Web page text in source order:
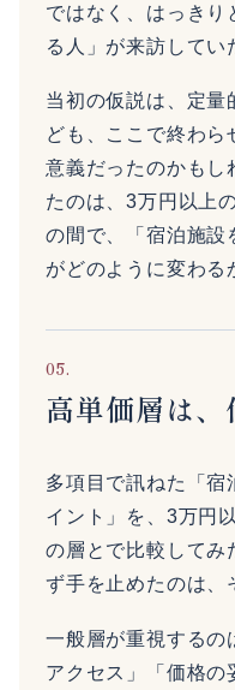
ではなく、はっきり
る人」が来訪してい
当初の仮説は、定量
ども、ここで終わ
意義だったのかもし
たのは、3万円以上
の間で、「宿泊施設
がどのように変わる
05.
高単価層は
多項目で訊ねた「宿
イント」を、3万円
の層とで比較してみ
ず手を止めたのは、
一般層が重視するの
アクセス」「価格の